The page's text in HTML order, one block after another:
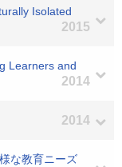
Isolated
2015
Learners and
2014
2014
な教育ニーズ